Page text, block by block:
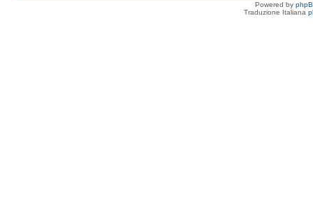
Powered by
Traduzione Italiana